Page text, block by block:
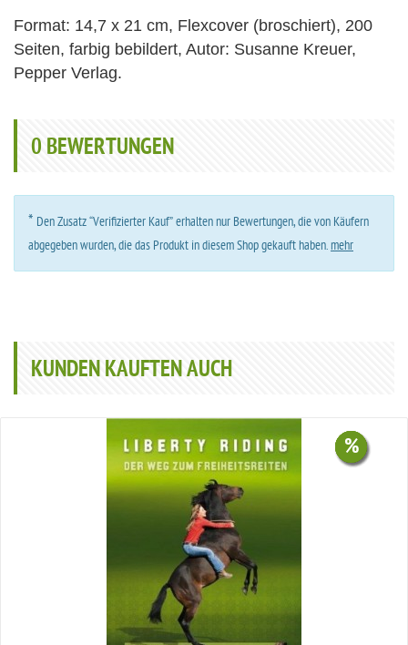
Format: 14,7 x 21 cm, Flexcover (broschiert), 200
Seiten, farbig bebildert, Autor: Susanne Kreuer,
Pepper Verlag.
0 BEWERTUNGEN
* Den Zusatz “Verifizierter Kauf” erhalten nur Bewertungen, die von Käufern
abgegeben wurden, die das Produkt in diesem Shop gekauft haben.mehr
KUNDEN KAUFTEN AUCH
%
%
%
%
%